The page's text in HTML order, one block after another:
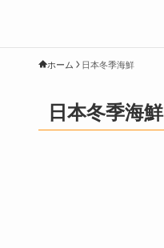
ホーム 日本冬季海鮮
日本冬季海鮮